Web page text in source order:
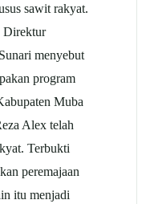
sawit rakyat.
Direktur
menyebut
program
Muba
Alex telah
Terbukti
peremajaan
itu menjadi